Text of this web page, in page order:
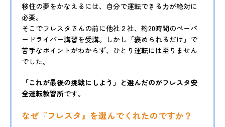
移住の夢をかなえるには、自分で運転できる力が絶対に
必要。
そこでフレスタさんの前に他社２社、約20時間のペーパ
ードライバー講習を受講。しかし「褒められるだけ」で
苦手なポイントがわからず、ひとり運転には至りません
でした。
「これが最後の挑戦にしよう」と選んだのがフレスタ安
全運転教習所です。
なぜ『フレスタ』を選んでくれたのですか？